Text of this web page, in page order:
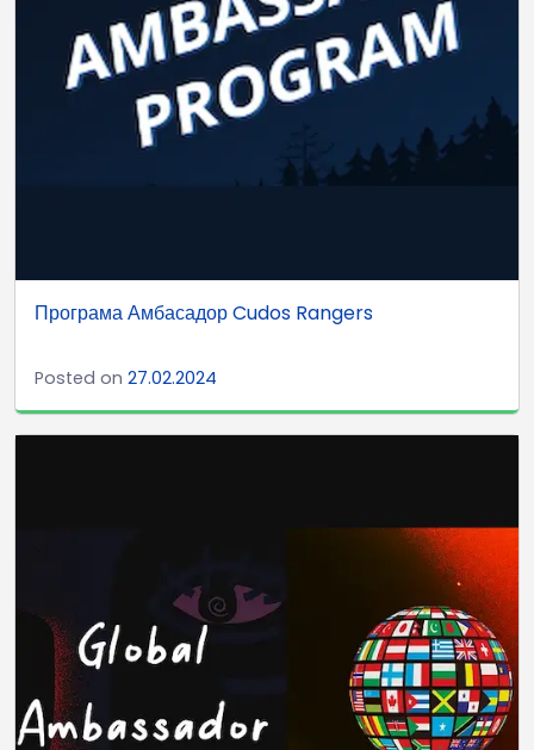
Програма Амбасадор Cudos Rangers
Posted on 27.02.2024